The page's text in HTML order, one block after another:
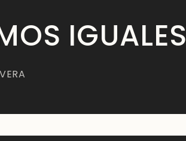
IGUALES